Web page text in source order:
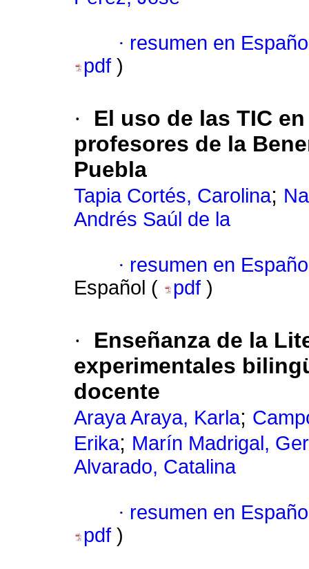
· resumen en
pdf )
·
El uso de las TIC
profesores de la
Puebla
Tapia Cortés, Carolina;
Andrés Saúl de la
· resumen en
Español (
pdf )
·
Enseñanza de la
experimentales
docente
Araya Araya, Karla;
Erika; Marín Madrigal,
Alvarado, Catalina
· resumen en
pdf )